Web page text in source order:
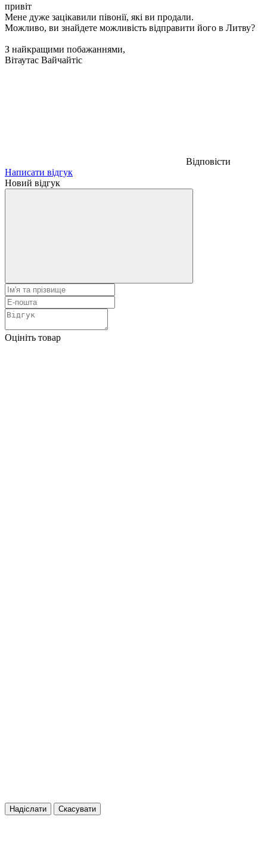
привіт
Мене дуже зацікавили півонії, які ви продали.
Можливо, ви знайдете можливість відправити його в Литву?
З найкращими побажаннями,
Вітаутас Вайчайтіс
Відповісти
Написати відгук
Новий відгук
Оцініть товар
Надіслати Скасувати